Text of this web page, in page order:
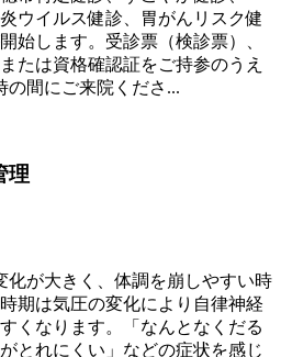
ウイルス健診、胃がんリスク健
始します。受診票（検診票）、
たは資格確認証をご持参のうえ
の間にご来院くださ...
理
化が大きく、体調を崩しやすい時
期は気圧の変化により自律神経
くなります。「なんとなくだる
とれにくい」などの症状を感じ